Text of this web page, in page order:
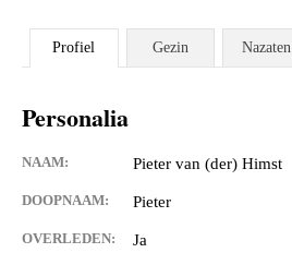
Profiel Gezin Nazaten
Personalia
NAAM: Pieter van (der) Himst
DOOPNAAM: Pieter
OVERLEDEN: Ja